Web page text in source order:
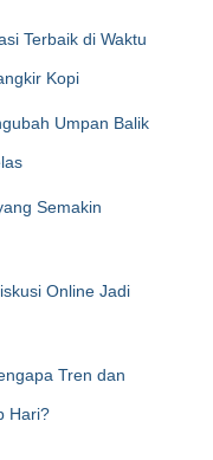
Terbaik di Waktu
Kopi
Umpan Balik
Semakin
Online Jadi
Tren dan
Hari?